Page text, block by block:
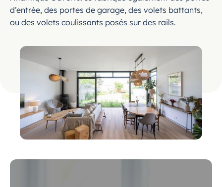
d’entrée, des portes de garage, des volets battants,
ou des volets coulissants posés sur des rails.